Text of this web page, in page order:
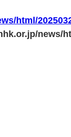
html/
news/